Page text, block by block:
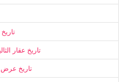
تاريخ عقار
تاريخ